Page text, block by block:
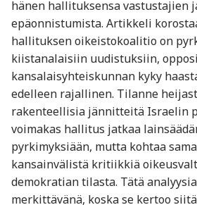
hänen hallituksensa vastustajien
epäonnistumista. Artikkeli
hallituksen oikeistokoalitio on
kiistanalaisiin uudistuksiin,
kansalaisyhteiskunnan kyky
edelleen rajallinen. Tilanne
rakenteellisia jännitteitä Israelin
voimakas hallitus jatkaa
pyrkimyksiään, mutta kohtaa
kansainvälistä kritiikkiä
demokratian tilasta. Tätä
merkittävänä, koska se kertoo